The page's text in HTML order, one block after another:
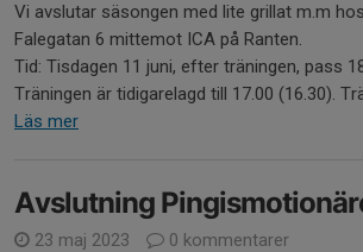
Vi avslutar säsongen med lite grillat m.m
Falegatan 6 mittemot ICA på Ranten.
Tid: Tisdagen 11 juni, efter träningen, pass
Träningen är tidigarelagd till 17.00 (16.30).
Läs mer
Avslutning
23 maj 2023
0 kommentarer